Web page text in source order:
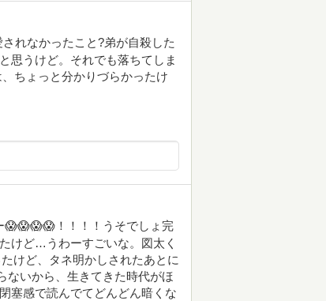
れなかったこと?弟が自殺した
思うけど。それでも落ちてしま
ちょっと分かりづらかったけ
！！！！うそでしょ完
けど…うわーすごいな。図太く
けど、タネ明かしされたあとに
ないから、生きてきた時代がほ
塞感で読んでてどんどん暗くな